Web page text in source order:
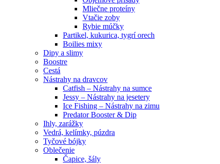
Mliečne proteíny
Vtačie zoby
Rybie múčky
Partikel, kukurica, tygrí orech
Boilies mixy
Dipy a slimy
Boostre
Cestá
Nástrahy na dravcov
Catfish – Nástrahy na sumce
Jessy – Nástrahy na jesetery
Ice Fishing – Nástrahy na zimu
Predator Booster & Dip
Ihly, zarážky
Vedrá, kelímky, púzdra
Tyčové bójky
Oblečenie
Čapice, šály